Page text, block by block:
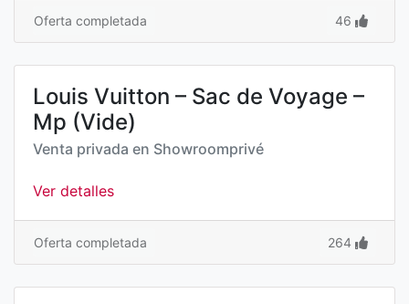
Oferta completada 46
Louis Vuitton – Sac de Voyage –
Mp (Vide)
Venta privada en Showroomprivé
Ver detalles
Oferta completada 264